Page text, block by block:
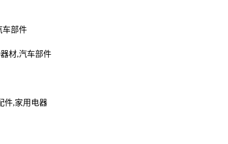
车部件
材,汽车部件
件,家用电器